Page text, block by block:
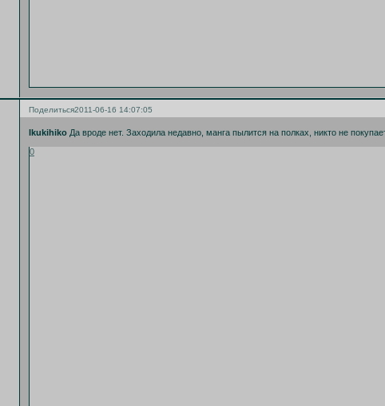
Поделиться2011-06-16 14:07:05
Ikukihiko Да вроде нет. Заходила недавно, манга пылится на полках, никто не
0